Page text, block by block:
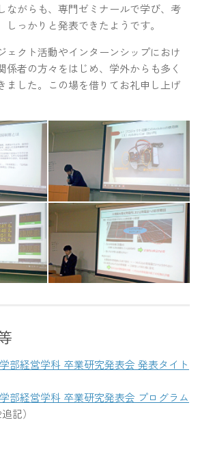
ながらも、専門ゼミナールで学び、考
しっかりと発表できたようです。
クト活動やインターンシップにおけ
係者の方々をはじめ、学外からも多く
ました。この場を借りてお礼申し上げ
部経営学科 卒業研究発表会 発表タイト
部経営学科 卒業研究発表会 プログラム
記）